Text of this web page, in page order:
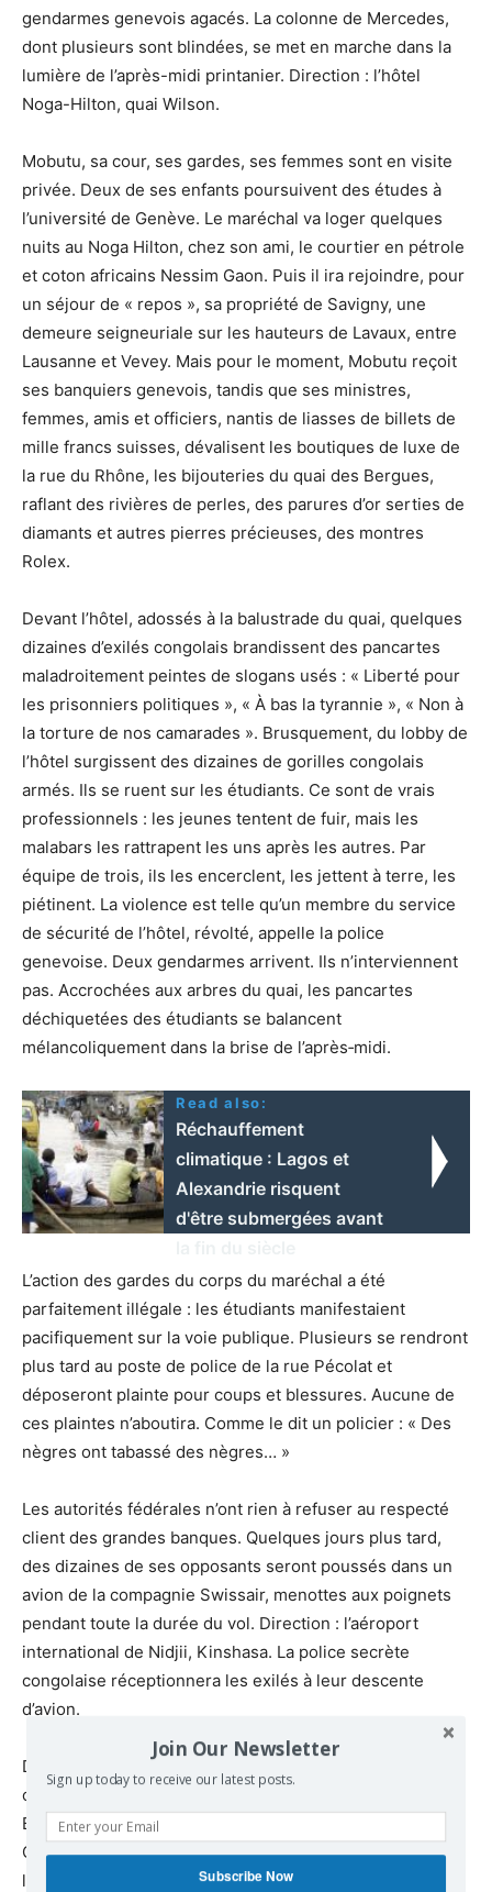
gendarmes genevois agacés. La colonne de Mercedes,
dont plusieurs sont blindées, se met en marche dans la
lumière de l’après-midi printanier. Direction : l’hôtel
Noga-Hilton, quai Wilson.
Mobutu, sa cour, ses gardes, ses femmes sont en visite
privée. Deux de ses enfants poursuivent des études à
l’université de Genève. Le maréchal va loger quelques
nuits au Noga Hilton, chez son ami, le courtier en pétrole
et coton africains Nessim Gaon. Puis il ira rejoindre, pour
un séjour de « repos », sa propriété de Savigny, une
demeure seigneuriale sur les hauteurs de Lavaux, entre
Lausanne et Vevey. Mais pour le moment, Mobutu reçoit
ses banquiers genevois, tandis que ses ministres,
femmes, amis et officiers, nantis de liasses de billets de
mille francs suisses, dévalisent les boutiques de luxe de
la rue du Rhône, les bijouteries du quai des Bergues,
raflant des rivières de perles, des parures d’or serties de
diamants et autres pierres précieuses, des montres
Rolex.
Devant l’hôtel, adossés à la balustrade du quai, quelques
dizaines d’exilés congolais brandissent des pancartes
maladroitement peintes de slogans usés : « Liberté pour
les prisonniers politiques », « À bas la tyrannie », « Non à
la torture de nos camarades ». Brusquement, du lobby de
l’hôtel surgissent des dizaines de gorilles congolais
armés. Ils se ruent sur les étudiants. Ce sont de vrais
professionnels : les jeunes tentent de fuir, mais les
malabars les rattrapent les uns après les autres. Par
équipe de trois, ils les encerclent, les jettent à terre, les
piétinent. La violence est telle qu’un membre du service
de sécurité de l’hôtel, révolté, appelle la police
genevoise. Deux gendarmes arrivent. Ils n’interviennent
pas. Accrochées aux arbres du quai, les pancartes
déchiquetées des étudiants se balancent
mélancoliquement dans la brise de l’après‑midi.
Read also:
Réchauffement
climatique : Lagos et
Alexandrie risquent
d'être submergées avant
L’action des gardes du corps du maréchal a été
parfaitement illégale : les étudiants manifestaient
pacifiquement sur la voie publique. Plusieurs se rendront
plus tard au poste de police de la rue Pécolat et
déposeront plainte pour coups et blessures. Aucune de
ces plaintes n’aboutira. Comme le dit un policier : « Des
nègres ont tabassé des nègres… »
Les autorités fédérales n’ont rien à refuser au respecté
client des grandes banques. Quelques jours plus tard,
des dizaines de ses opposants seront poussés dans un
avion de la compagnie Swissair, menottes aux poignets
pendant toute la durée du vol. Direction : l’aéroport
international de Nidjii, Kinshasa. La police secrète
congolaise réceptionnera les exilés à leur descente
d’avion.
Des chapitres entiers du livre de Ludo de Witte se lisent
comme le martyrologue d’un peuple. Au roi Léopold II de
Belgique, meurtrier de masse, a succédé à la tête du
Congo une série de malfaiteurs. Seule exception,
lumineuse : Patrice Lumumba et son gouvernement, au
Join Our Newsletter
Sign up today to receive our latest posts.
Subscribe Now